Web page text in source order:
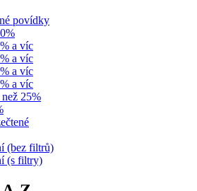
povídky
a víc
a víc
a víc
a víc
25%
(bez filtrů)
(s filtry)